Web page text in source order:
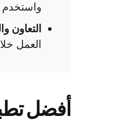
واستخدم
التعاون
العمل
أفضل